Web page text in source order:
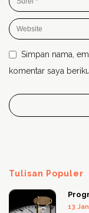
Simpan nama,
komentar saya
Tulisan Populer
13